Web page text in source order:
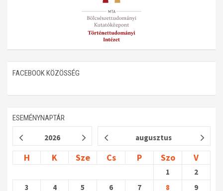
FACEBOOK KÖZÖSSÉG
ESEMÉNYNAPTÁR
2026 augusztus
H K Sze Cs P Szo V
1
2
3
4 5 6 7 8 9